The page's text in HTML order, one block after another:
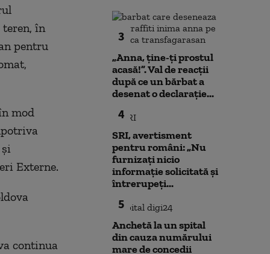
în
pentru
mod
Externe.
continua
3
„Anna, ţine-ţi prostul
acasă!”. Val de reacții
după ce un bărbat a
desenat o declarație...
4
SRI, avertisment
pentru români: „Nu
furnizați nicio
informație solicitată și
întrerupeți...
5
Anchetă la un spital
din cauza numărului
mare de concedii